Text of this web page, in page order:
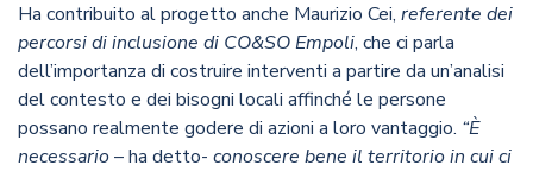
Ha contribuito al progetto anche Maurizio Cei, referente dei
percorsi di inclusione di CO&SO Empoli, che ci parla
dell’importanza di costruire interventi a partire da un’analisi
del contesto e dei bisogni locali affinché le persone
possano realmente godere di azioni a loro vantaggio. “È
necessario– ha detto- conoscere bene il territorio in cui ci